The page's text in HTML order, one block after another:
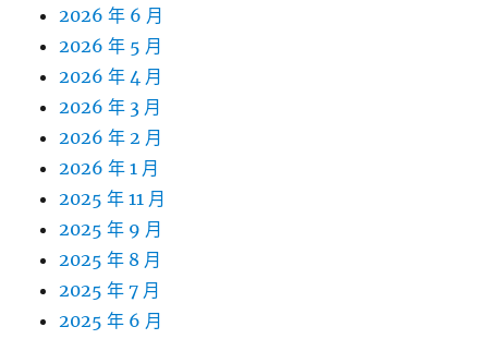
2026 年 6 月
2026 年 5 月
2026 年 4 月
2026 年 3 月
2026 年 2 月
2026 年 1 月
2025 年 11 月
2025 年 9 月
2025 年 8 月
2025 年 7 月
2025 年 6 月